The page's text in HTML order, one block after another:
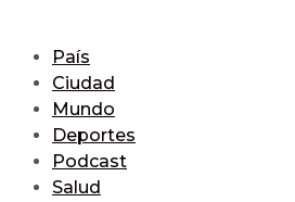
País
Ciudad
Mundo
Deportes
Podcast
Salud